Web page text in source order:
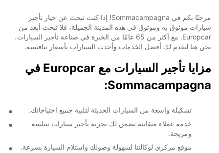
مرحبًا بكم في Sommacampagna! إذا كنت تبحث عن خيار تأجير
سيارات موثوق به وموثوق في هذه المدينة الجميلة، فلا تبحث أبعد من
Europcar. مع أكثر من 65 عامًا من الخبرة في صناعة تأجير السيارات،
نحن هنا لنقدم لك أفضل الخدمات وأحدث السيارات بأسعار تنافسية.
مزايا تأجير السيارات مع Europcar في
Sommacampagna:
تشكيلة واسعة من السيارات الحديثة لتلبية جميع احتياجاتك.
خدمة عملاء متفانية تضمن لك تجربة تأجير سيارات سلسة
ومريحة.
موقع مركزي لوكالتنا لسهولة وصولك واستلام السيارة بسرعة.